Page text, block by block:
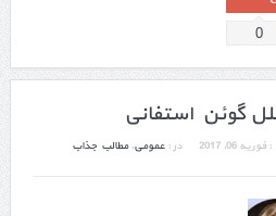
0
گوئن استفانی
: فوریه 06, 2017 در : عمومی,مطالب جذاب